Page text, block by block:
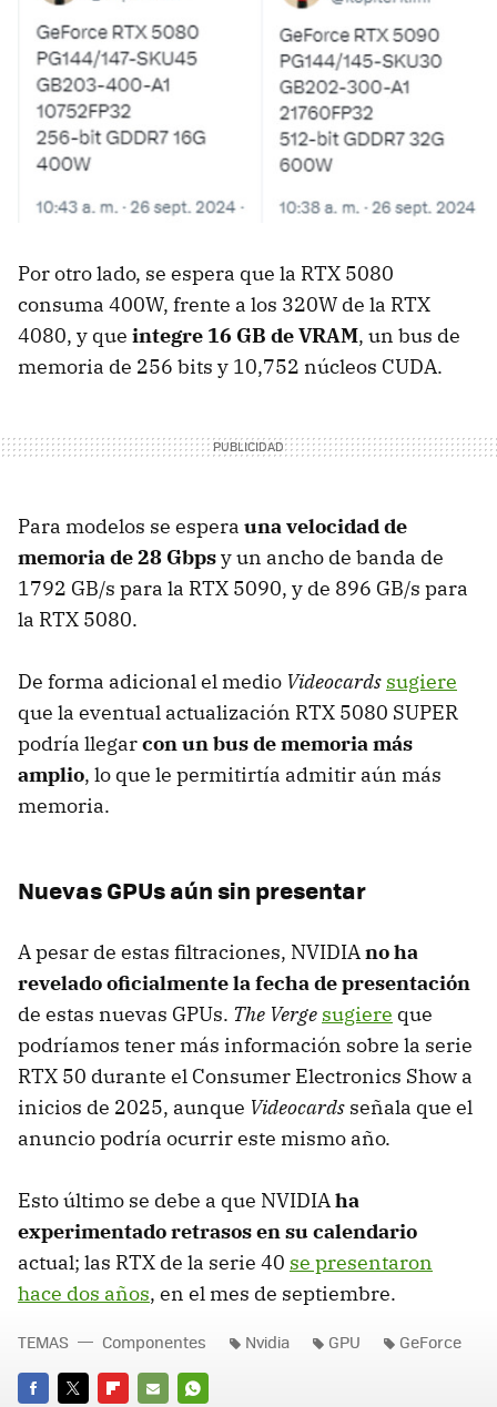
Por otro lado, se espera que la RTX 5080
consuma 400W, frente a los 320W de la RTX
4080, y que integre 16 GB de VRAM, un bus de
memoria de 256 bits y 10,752 núcleos CUDA.
Para modelos se espera una velocidad de
memoria de 28 Gbpsy un ancho de banda de
1792 GB/s para la RTX 5090, y de 896 GB/s para
la RTX 5080.
De forma adicional el medio Videocards sugiere
que la eventual actualización RTX 5080 SUPER
podría llegarcon un bus de memoria más
amplio, lo que le permitirtía admitir aún más
memoria.
Nuevas GPUs aún sin presentar
A pesar de estas filtraciones, NVIDIAno ha
revelado oficialmente la fecha de presentación
de estas nuevas GPUs. The Verge sugiere que
podríamos tener más información sobre la serie
RTX 50 durante el Consumer Electronics Show a
inicios de 2025, aunque Videocards señala que el
anuncio podría ocurrir este mismo año.
Esto último se debe a que NVIDIAha
experimentado retrasos en su calendario
actual; las RTX de la serie 40 se presentaron
hace dos años, en el mes de septiembre.
TEMAS Componentes Nvidia GPU GeForce